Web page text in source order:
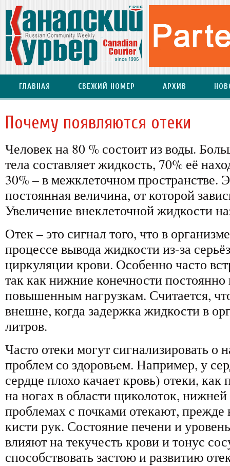
ГЛАВНАЯ СВЕЖИЙ НОМЕР АРХИВ
Почему появляются отеки
Человек на 80 % состоит из воды.
тела составляет жидкость, 70% её
30% – в межклеточном пространстве.
постоянная величина, от которой
Увеличение внеклеточной жидкости
Отек – это сигнал того, что в
процессе вывода жидкости из-за
циркуляции крови. Особенно часто
так как нижние конечности постоянно
повышенным нагрузкам. Считается,
внешне, когда задержка жидкости в
литров.
Часто отеки могут сигнализировать о
проблем со здоровьем. Например, у
сердце плохо качает кровь) отеки, как
на ногах в области щиколоток,
проблемах с почками отекают, прежде
кисти рук. Состояние печени и
влияют на текучесть крови и тонус
способствовать застою и развитию